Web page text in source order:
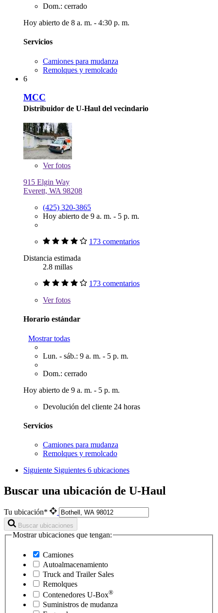
Dom.: cerrado
Hoy abierto de 8 a. m. - 4:30 p. m.
Servicios
Camiones para mudanza
Remolques y remolcado
6
MCC
Distribuidor de U-Haul del vecindario
Verfotos
915 Elgin Way
Everett, WA 98208
(425) 320-3865
Hoy abierto de 9 a. m. - 5 p. m.
173 comentarios
Distancia estimada
2.8 millas
173 comentarios
Verfotos
Horario estándar
Mostrar todas
Lun. - sáb.: 9 a. m. - 5 p. m.
Dom.: cerrado
Hoy abierto de 9 a. m. - 5 p. m.
Devolución del cliente 24 horas
Servicios
Camiones para mudanza
Remolques y remolcado
Siguiente Siguientes 6 ubicaciones
Buscar una ubicación de U-Haul
Tu ubicación*
Buscar ubicaciones
Mostrar ubicaciones que tengan:
Camiones
Autoalmacenamiento
Truck and Trailer Sales
Remolques
Contenedores U-Box®
Suministros de mudanza